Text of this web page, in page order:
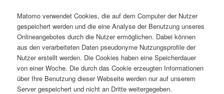
Matomo verwendet Cookies, die auf dem Computer der Nutzer
gespeichert werden und die eine Analyse der Benutzung unseres
Onlineangebotes durch die Nutzer ermöglichen. Dabei können
aus den verarbeiteten Daten pseudonyme Nutzungsprofile der
Nutzer erstellt werden. Die Cookies haben eine Speicherdauer
von einer Woche. Die durch das Cookie erzeugten Informationen
über Ihre Benutzung dieser Webseite werden nur auf unserem
Server gespeichert und nicht an Dritte weitergegeben.